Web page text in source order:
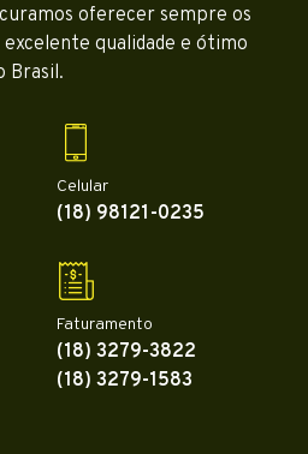
oferecer sempre os
qualidade e ótimo
Brasil.
Celular
(18) 98121-0235
Faturamento
(18) 3279-3822
(18) 3279-1583